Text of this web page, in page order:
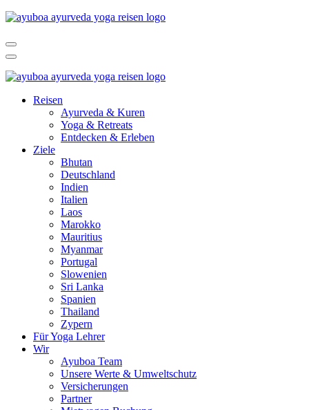
Reisen
Ayurveda & Kuren
Yoga & Retreats
Entdecken & Erleben
Ziele
Bhutan
Deutschland
Indien
Italien
Laos
Marokko
Mauritius
Myanmar
Portugal
Slowenien
Sri Lanka
Spanien
Thailand
Zypern
Für Yoga Lehrer
Wir
Ayuboa Team
Unsere Werte & Umweltschutz
Versicherungen
Partner